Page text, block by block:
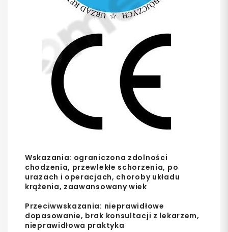
Wskazania: ograniczona zdolności
chodzenia, przewlekłe schorzenia, po
urazach i operacjach, choroby układu
krążenia, zaawansowany wiek
Przeciwwskazania: nieprawidłowe
dopasowanie, brak konsultacji z lekarzem,
nieprawidłowa praktyka